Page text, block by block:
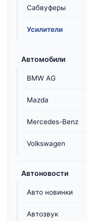
Сабвуферы
Усилители
Автомобили
BMW AG
Mazda
Mercedes-Benz
Volkswagen
Автоновости
Авто новинки
Автозвук